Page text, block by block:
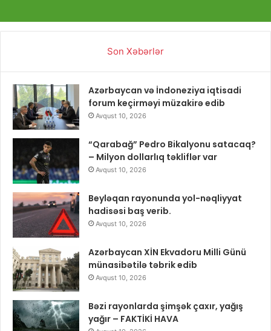
Son Xəbərlər
Azərbaycan və İndoneziya iqtisadi
forum keçirməyi müzakirə edib
Avqust 10, 2026
“Qarabağ” Pedro Bikalyonu satacaq?
– Milyon dollarlıq təkliflər var
Avqust 10, 2026
Beyləqan rayonunda yol-nəqliyyat
hadisəsi baş verib.
Avqust 10, 2026
Azərbaycan XİN Ekvadoru Milli Günü
münasibətilə təbrik edib
Avqust 10, 2026
Bəzi rayonlarda şimşək çaxır, yağış
yağır – FAKTİKİ HAVA